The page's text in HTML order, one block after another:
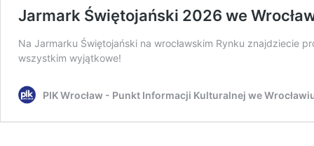
Jarmark Świętojański 2026 we
Na Jarmarku Świętojański na wrocławskim Rynku znajdziecie
wszystkim wyjątkowe!
PIK Wrocław - Punkt Informacji Kulturalnej we